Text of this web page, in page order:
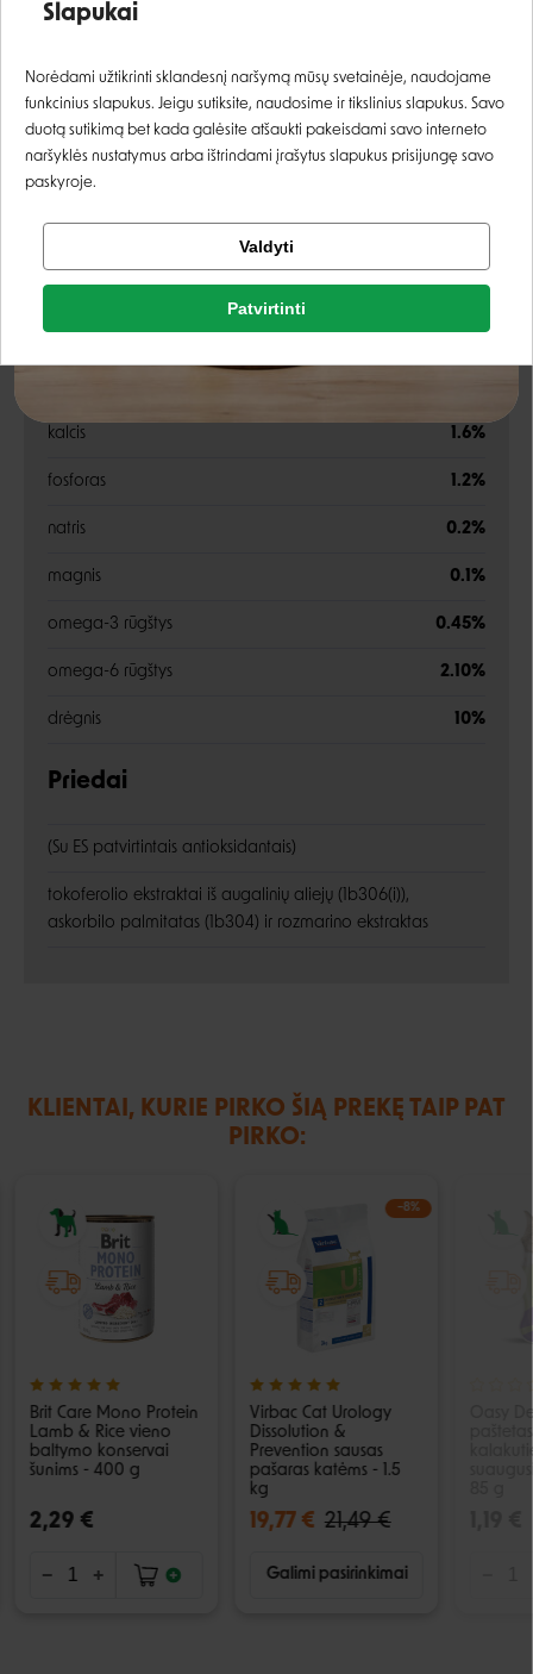
Rašyti atsiliepimą
Energetinė vertė: 3820 kcal/kg
Analitinės sudedamosios dalys
kalcis 1.6%
fosforas 1.2%
natris 0.2%
magnis 0.1%
omega-3 rūgštys 0.45%
omega-6 rūgštys 2.10%
drėgnis 10%
Priedai
(Su ES patvirtintais antioksidantais)
tokoferolio ekstraktai iš augalinių aliejų (1b306(i)),
askorbilo palmitatas (1b304) ir rozmarino ekstraktas
KLIENTAI, KURIE PIRKO ŠIĄ PREKĘ TAIP PAT
PIRKO:
Brit Care Mono Protein
Lamb & Rice vieno
baltymo konservai
šunims - 400 g
2,29 €
−8%
Virbac Cat Urology
Dissolution &
Prevention sausas
pašaras katėms - 1.5
kg
19,77 € 21,49 €
Galimi pasirinkimai
Oasy
Rašyti atsiliepimą
Registruotis
Facebook
Slapukai
Norėdami užtikrinti sklandesnį naršymą mūsų svetainėje, naudojame
funkcinius slapukus. Jeigu sutiksite, naudosime ir tikslinius slapukus. Savo
duotą sutikimą bet kada galėsite atšaukti pakeisdami savo interneto
naršyklės nustatymus arba ištrindami įrašytus slapukus prisijungę savo
paskyroje.
Valdyti
Patvirtinti